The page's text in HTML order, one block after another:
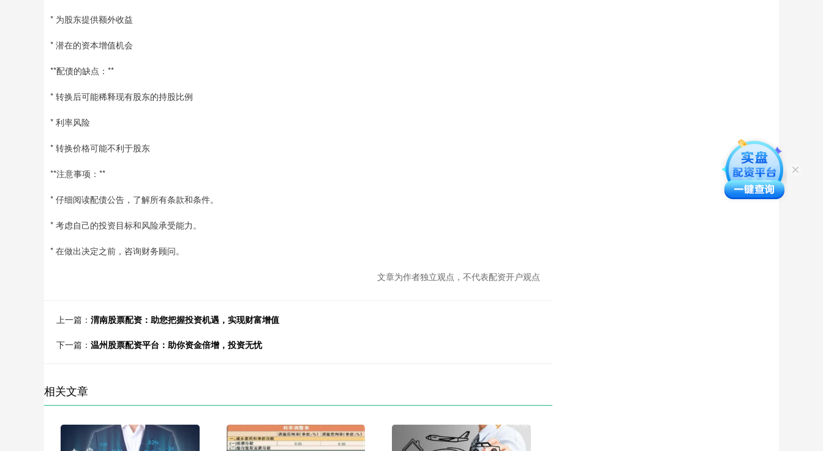
* 为股东提供额外收益
* 潜在的资本增值机会
**配债的缺点：**
* 转换后可能稀释现有股东的持股比例
* 利率风险
* 转换价格可能不利于股东
**注意事项：**
* 仔细阅读配债公告，了解所有条款和条件。
* 考虑自己的投资目标和风险承受能力。
* 在做出决定之前，咨询财务顾问。
文章为作者独立观点，不代表配资开户观点
上一篇： 渭南股票配资：助您把握投资机遇，实现财富增值
下一篇： 温州股票配资平台：助你资金倍增，投资无忧
相关文章